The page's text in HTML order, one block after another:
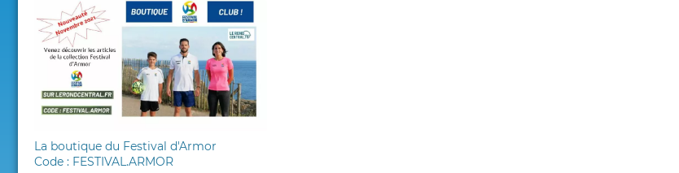
La boutique du Festival d'Armor
Code : FESTIVAL.ARMOR